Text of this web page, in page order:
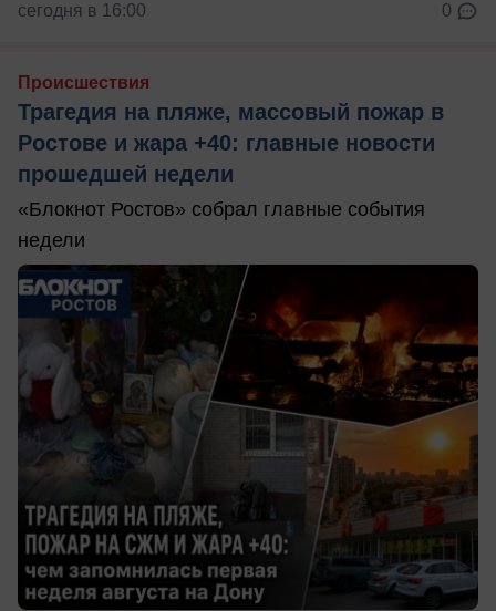
сегодня в 16:00 0
Происшествия
Трагедия на пляже, массовый пожар в
Ростове и жара +40: главные новости
прошедшей недели
«Блокнот Ростов» собрал главные события
недели